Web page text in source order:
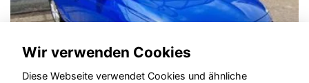
Wir verwenden Cookies
Diese Webseite verwendet Cookies und ähnliche